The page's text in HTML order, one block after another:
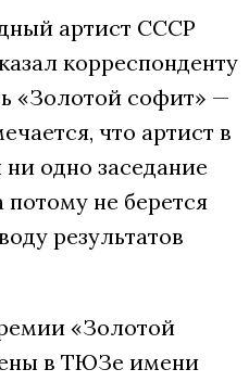
артист СССР
корреспонденту
«Золотой софит» —
что артист в
одно заседание
потому не берется
результатов
«Золотой
в ТЮЗе имени